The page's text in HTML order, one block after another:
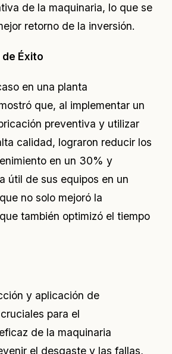
de la maquinaria, lo que se
retorno de la inversión.
de Éxito
en una planta
que, al implementar un
preventiva y utilizar
calidad, lograron reducir los
en un 30% y
útil de sus equipos en un
no solo mejoró la
también optimizó el tiempo
y aplicación de
para el
de la maquinaria
el desgaste y las fallas,